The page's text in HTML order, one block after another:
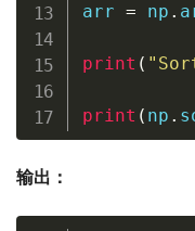
arr = np .
print (
print ( np .
输出：